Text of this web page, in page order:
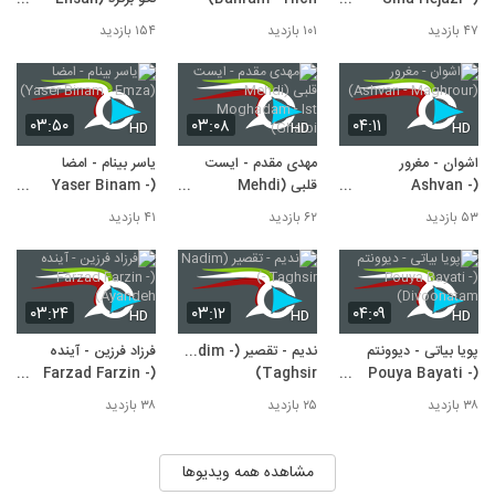
Soogvar)
۴۷ بازدید ۱۰۱ بازدید
Khajeh Amiri -
Nagoo Bargard)
۱۵۴ بازدید
۰۴:۱۱ HD
اشوان - مغرور
(Ashvan -
Maghrour)
۵۳ بازدید
۰۳:۰۸ HD
مهدی مقدم - ایست
قلبی (Mehdi
Moghadam - Ist
Ghalbi)
۶۲ بازدید
۰۳:۵۰ HD
یاسر بینام - امضا
(Yaser Binam -
Emza)
۴۱ بازدید
۰۴:۰۹ HD
پویا بیاتی - دیوونتم
(Pouya Bayati -
Divoonatam)
۳۸ بازدید
۰۳:۱۲ HD
ندیم - تقصیر (Nadim -
Taghsir)
۲۵ بازدید
۰۳:۲۴ HD
فرزاد فرزین - آینده
(Farzad Farzin -
Ayandeh)
۳۸ بازدید
مشاهده همه ویدیوها